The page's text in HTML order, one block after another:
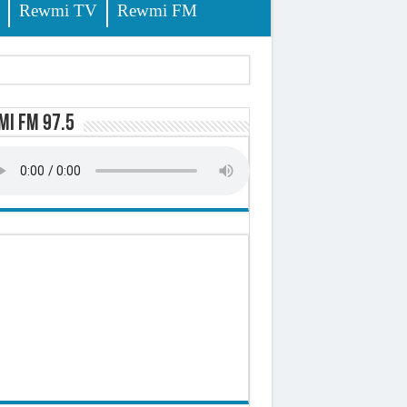
Rewmi TV Rewmi FM
(officiel)
FM 97.5